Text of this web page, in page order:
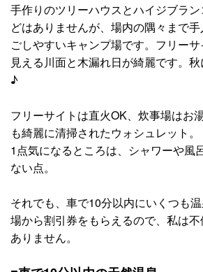
手作りのツリーハウスとハイジブラ
どはありませんが、場内の隅々まで
ごしやすいキャンプ場です。フリー
見える川面と木漏れ日が綺麗です。
♪
フリーサイトは直火OK、炊事場はお
も綺麗に清掃されたウォシュレット。
1点気になるところは、シャワーや風
ない点。
それでも、車で10分以内にいくつも
場から割引券をもらえるので、私は
ありません。